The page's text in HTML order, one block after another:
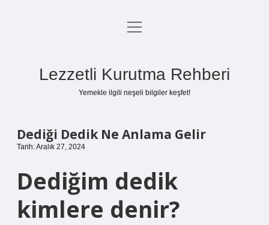
Anasayfa
menüyü
Lezzetli Kurutma Rehberi
Yemekle ilgili neşeli bilgiler keşfet!
Dediği Dedik Ne Anlama Gelir
Tarih: Aralık 27, 2024
Dediğim dedik
kimlere denir?